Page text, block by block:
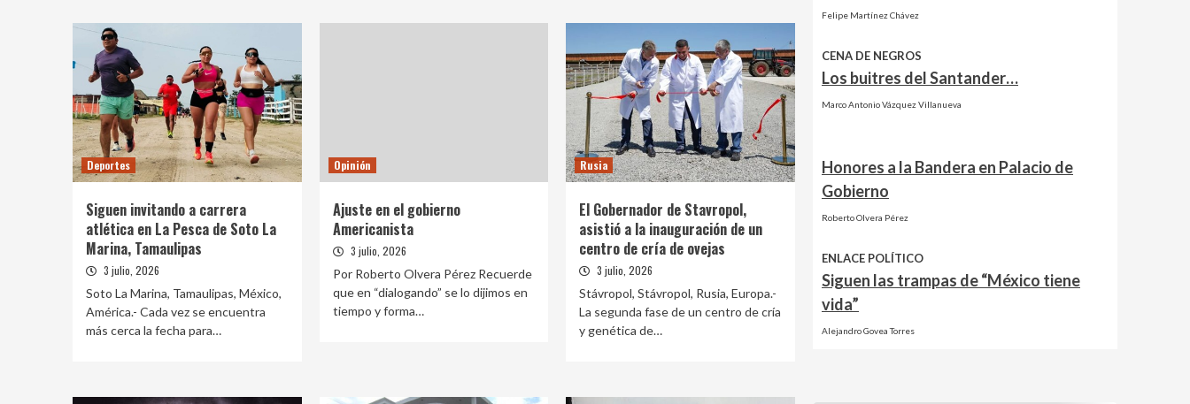
Deportes
Siguen invitando a carrera
atlética en La Pesca de Soto La
Marina, Tamaulipas
3 julio, 2026
Soto La Marina, Tamaulipas, México,
América.- Cada vez se encuentra
más cerca la fecha para…
Opinión
Ajuste en el gobierno
Americanista
3 julio, 2026
Por Roberto Olvera Pérez Recuerde
que en “dialogando” se lo dijimos en
tiempo y forma…
Rusia
El Gobernador de Stavropol,
asistió a la inauguración de un
centro de cría de ovejas
3 julio, 2026
Stávropol, Stávropol, Rusia, Europa.-
La segunda fase de un centro de cría
y genética de…
Felipe Martínez Chávez
CENA DE NEGROS
Los buitres del Santander…
Marco Antonio Vázquez Villanueva
Honores a la Bandera en Palacio de
Gobierno
Roberto Olvera Pérez
ENLACE POLÍTICO
Siguen las trampas de “México tiene
vida”
Alejandro Govea Torres